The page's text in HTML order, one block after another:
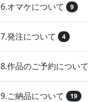
6.オマケについて 9
7.発注について 4
8.作品のご予約について
9.ご納品について 19